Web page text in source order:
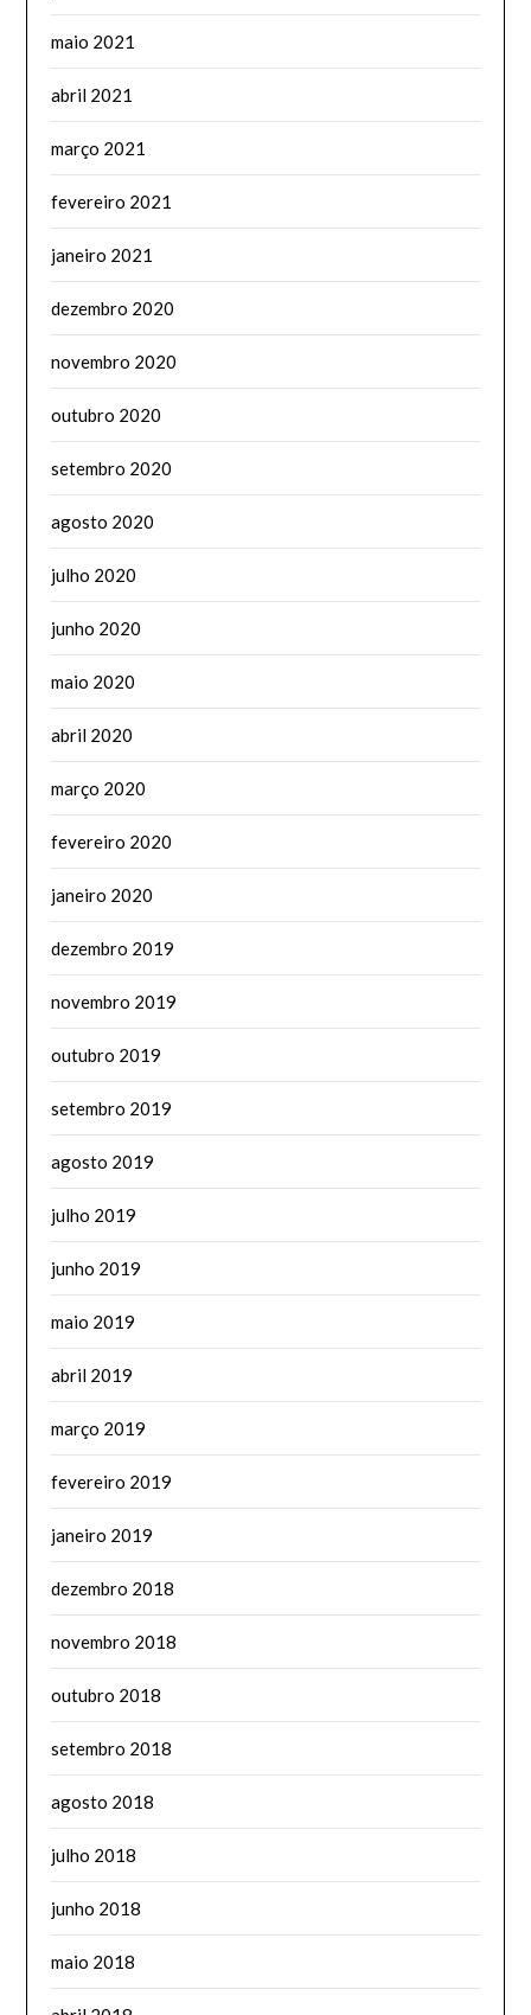
maio 2021
abril 2021
março 2021
fevereiro 2021
janeiro 2021
dezembro 2020
novembro 2020
outubro 2020
setembro 2020
agosto 2020
julho 2020
junho 2020
maio 2020
abril 2020
março 2020
fevereiro 2020
janeiro 2020
dezembro 2019
novembro 2019
outubro 2019
setembro 2019
agosto 2019
julho 2019
junho 2019
maio 2019
abril 2019
março 2019
fevereiro 2019
janeiro 2019
dezembro 2018
novembro 2018
outubro 2018
setembro 2018
agosto 2018
julho 2018
junho 2018
maio 2018